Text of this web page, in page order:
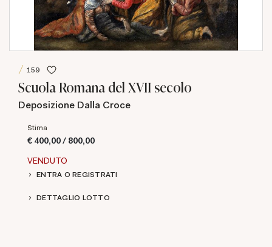
159
Scuola Romana del XVII secolo
Deposizione Dalla Croce
Stima
€ 400,00 / 800,00
VENDUTO
ENTRA O REGISTRATI
DETTAGLIO LOTTO